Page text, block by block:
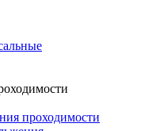
проходимости